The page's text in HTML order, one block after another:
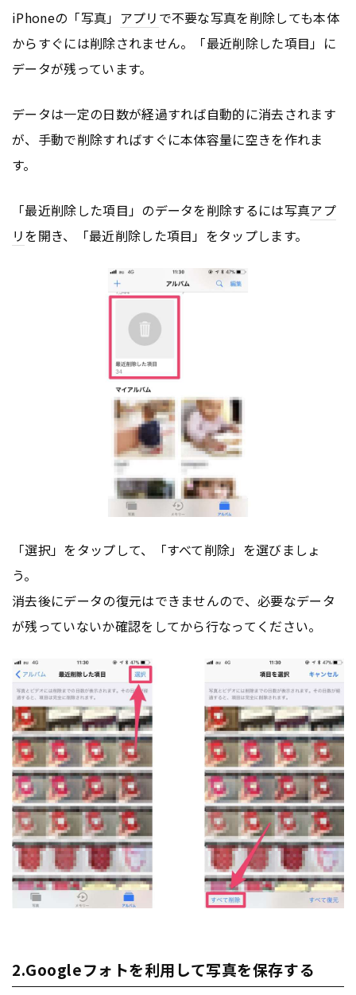
iPhoneの「写真」 アプリ で不要な写真を削除しても本体
からすぐには削除されません。「最近削除した項目」に
データが残っています。
データは一定の日数が経過すれば自動的に消去されます
が、手動で削除すればすぐに本体容量に空きを作れま
す。
「最近削除した項目」のデータを削除するには写真アプ
リを開き、「最近削除した項目」をタップします。
「選択」をタップして、「すべて削除」を選びましょ
う。
消去後にデータの復元はできませんので、必要なデータ
が残っていないか確認をしてから行なってください。
2.Googleフォトを利用して写真を保存する